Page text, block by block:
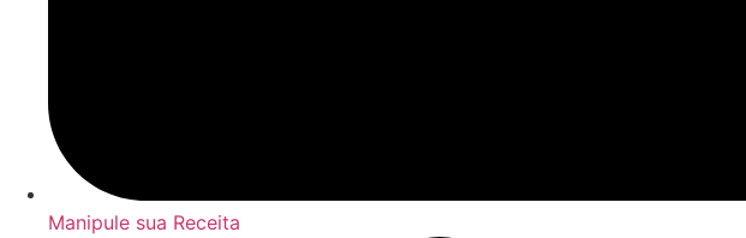
Manipule sua Receita